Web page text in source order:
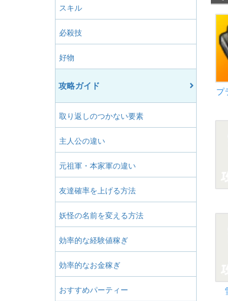
スキル
必殺技
好物
攻略ガイド
取り返しのつかない要素
主人公の違い
元祖軍・本家軍の違い
友達確率を上げる方法
妖怪の名前を変える方法
効率的な経験値稼ぎ
効率的なお金稼ぎ
おすすめパーティー
プ